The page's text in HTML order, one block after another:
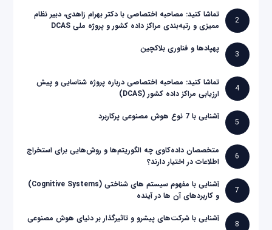
2
تماشا کنید: مصاحبه اختصاصی با دکتر بهرام زاهدی، دبیر نظام
ممیزی و رتبه‌بندی مراکز داده کشور و پروژه ملی DCAS
3
پهپادها و فناوری بلاکچین
4
تماشا کنید: مصاحبه اختصاصی درباره پروژه شناسایی و پیش
ارزیابی مراکز داده کشور (DCAS)
5
آشنایی با 7 نوع هوش مصنوعی پرکاربرد
6
متخصصان داده‌کاوی چه الگوریتم‌ها و روش‌هایی برای استخراج
اطلاعات در اختیار دارند؟
7
آشنایی با مفهوم سیستم های شناختی (Cognitive Systems)
و کاربردهای آن ها در آینده
8
آشنایی با شرکت‌های پیشرو و تاثیرگذار بر دنیای هوش مصنوعی